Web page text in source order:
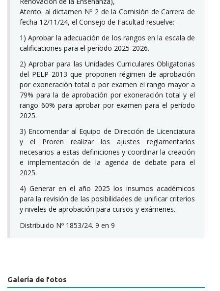
Atento: al dictamen Nº 2 de la Comisión de Carrera de
fecha 12/11/24, el Consejo de Facultad resuelve:
1) Aprobar la adecuación de los rangos en la escala de
calificaciones para el período 2025-2026.
2) Aprobar para las Unidades Curriculares Obligatorias
del PELP 2013 que proponen régimen de aprobación
por exoneración total o por examen el rango mayor a
79% para la de aprobación por exoneración total y el
rango 60% para aprobar por examen para el período
2025.
3) Encomendar al Equipo de Dirección de Licenciatura
y el Proren realizar los ajustes reglamentarios
necesarios a estas definiciones y coordinar la creación
e implementación de la agenda de debate para el
2025.
4) Generar en el año 2025 los insumos académicos
para la revisión de las posibilidades de unificar criterios
y niveles de aprobación para cursos y exámenes.
Distribuido Nº 1853/24. 9 en 9
Galería de fotos